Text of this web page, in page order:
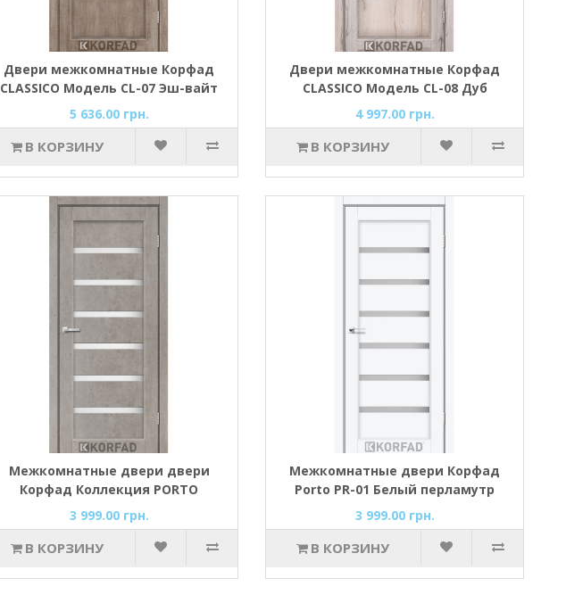
Двери межкомнатные Корфад
CLASSICO Модель CL-07 Эш-вайт
5 636.00 грн.
В КОРЗИНУ
Двери межкомнатные Корфад
CLASSICO Модель CL-08 Дуб
нордик
4 997.00 грн.
В КОРЗИНУ
Межкомнатные двери двери
Корфад Коллекция PORTO
Модель PR-01 (Серая модрына)
3 999.00 грн.
В КОРЗИНУ
Межкомнатные двери Корфад
Porto PR-01 Белый перламутр
стекло cатин
3 999.00 грн.
В КОРЗИНУ